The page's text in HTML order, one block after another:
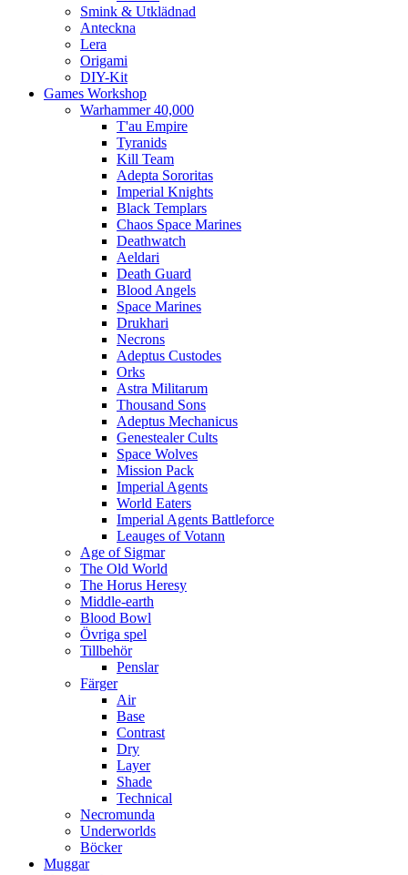
Smink & Utklädnad
Anteckna
Lera
Origami
DIY-Kit
Games Workshop
Warhammer 40,000
T'au Empire
Tyranids
Kill Team
Adepta Sororitas
Imperial Knights
Black Templars
Chaos Space Marines
Deathwatch
Aeldari
Death Guard
Blood Angels
Space Marines
Drukhari
Necrons
Adeptus Custodes
Orks
Astra Militarum
Thousand Sons
Adeptus Mechanicus
Genestealer Cults
Space Wolves
Mission Pack
Imperial Agents
World Eaters
Imperial Agents Battleforce
Leauges of Votann
Age of Sigmar
The Old World
The Horus Heresy
Middle-earth
Blood Bowl
Övriga spel
Tillbehör
Penslar
Färger
Air
Base
Contrast
Dry
Layer
Shade
Technical
Necromunda
Underworlds
Böcker
Muggar